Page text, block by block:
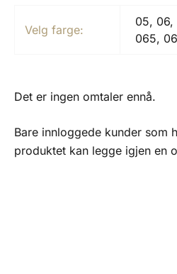
Velg farge:
05, 06,
065,
Det er ingen omtaler ennå.
Bare innloggede kunder som
produktet kan legge igjen en